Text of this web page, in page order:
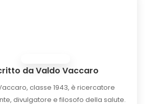
daValdo Vaccaro
classe 1943, è ricercatore
divulgatore e filosofo della salute.